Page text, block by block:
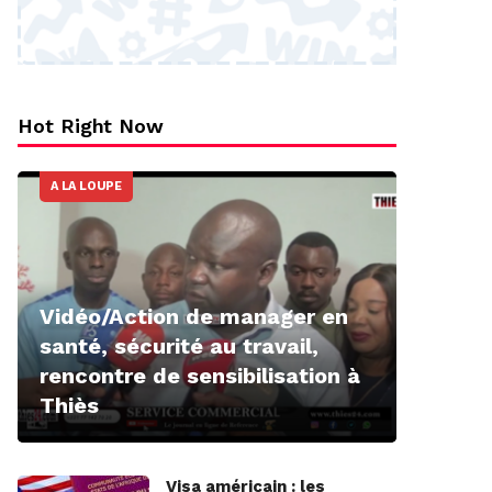
Hot Right Now
A LA LOUPE
Vidéo/Action de manager en
santé, sécurité au travail,
rencontre de sensibilisation à
Thiès
Visa américain : les